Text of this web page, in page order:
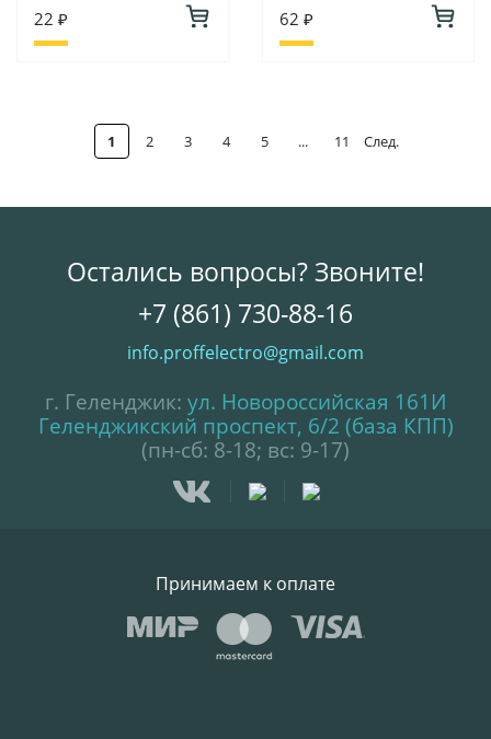
22 ₽ 62 ₽
1 2 3 4 5 ... 11 След.
Остались вопросы? Звоните!
+7 (861) 730-88-16
info.proffelectro@gmail.com
г. Геленджик: ул. Новороссийская 161И
Геленджикский проспект, 6/2 (база КПП)
(пн-сб: 8-18; вс: 9-17)
Принимаем к оплате